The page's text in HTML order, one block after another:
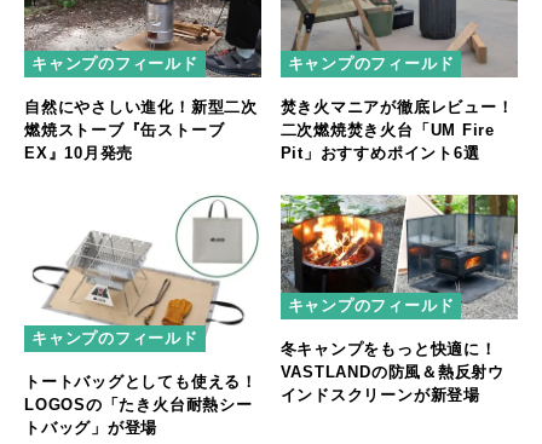
キャンプのフィールド
自然にやさしい進化！新型二次
燃焼ストーブ『缶ストーブ
EX』10月発売
キャンプのフィールド
焚き火マニアが徹底レビュー！
二次燃焼焚き火台「UM Fire
Pit」おすすめポイント6選
キャンプのフィールド
トートバッグとしても使える！
LOGOSの「たき火台耐熱シー
トバッグ」が登場
キャンプのフィールド
冬キャンプをもっと快適に！
VASTLANDの防風＆熱反射ウ
インドスクリーンが新登場